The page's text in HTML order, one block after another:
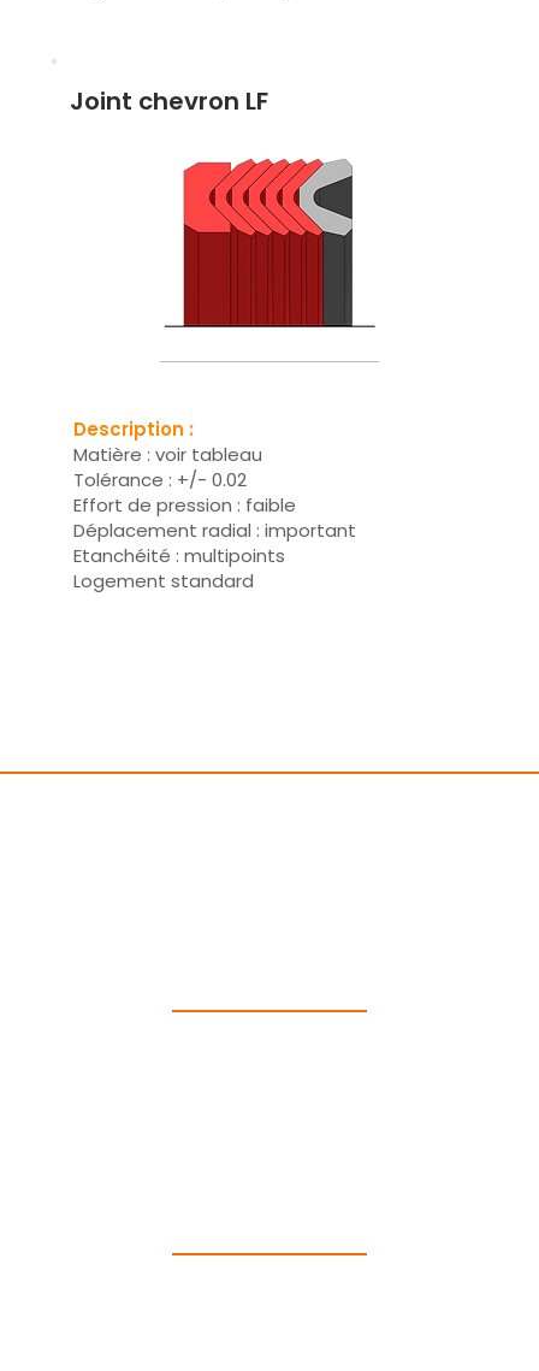
Description :
Matière : voir tableau
Tolérance : +/- 0.02
Effort de pression : faible
Déplacement radial : important
Etanchéité : multipoints
Logement standard
Joint chevron LF